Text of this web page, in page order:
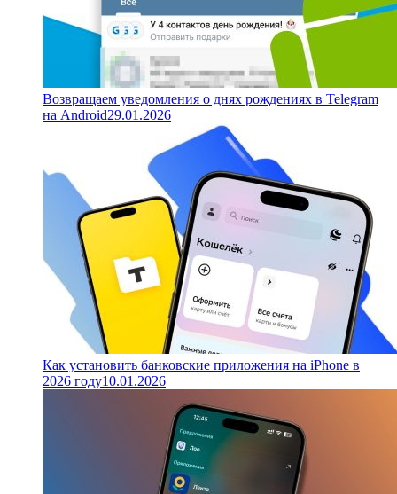
Возвращаем уведомления о днях рождениях в Telegram
на Android29.01.2026
Как установить банковские приложения на iPhone в
2026 году10.01.2026